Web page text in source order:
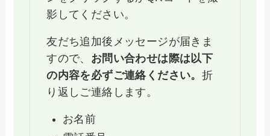
影してください。
友だち追加後メッセージが届きま
すので、 お問い合わせは際は以下
の内容を必ずご連絡ください。 折
り返しご連絡します。
お名前